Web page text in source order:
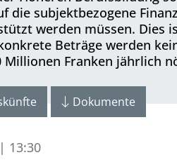
die subjektbezogene
werden müssen. Dies
Beträge werden
Millionen Franken jährlich
Dokumente
13:30